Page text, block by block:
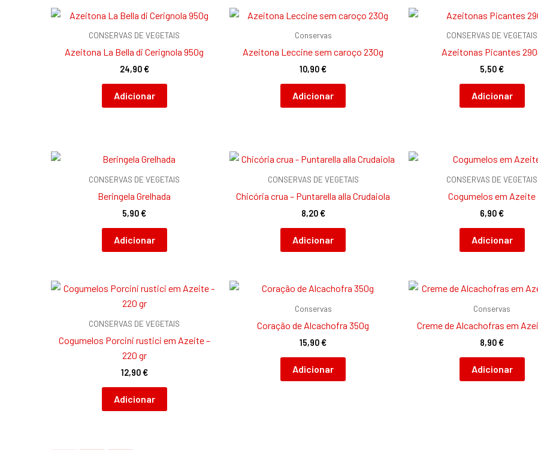
CONSERVAS DE VEGETAIS
Azeitona La Bella di Cerignola 950g
24,90€
Adicionar
Conservas
Azeitona Leccine sem caroço 230g
10,90€
Adicionar
CONSERVAS DE VEGETAIS
Azeitonas Picantes
5,50€
Adicionar
CONSERVAS DE VEGETAIS
Beringela Grelhada
5,90€
Adicionar
CONSERVAS DE VEGETAIS
Chicória crua – Puntarella alla Crudaiola
8,20€
Adicionar
CONSERVAS DE VEGETAIS
Cogumelos em Azeite
6,90€
Adicionar
CONSERVAS DE VEGETAIS
Cogumelos Porcini rustici em Azeite –
220 gr
12,90€
Adicionar
Conservas
Coração de Alcachofra 350g
15,90€
Adicionar
Conservas
Creme de Alcachofras em
8,90€
Adicionar